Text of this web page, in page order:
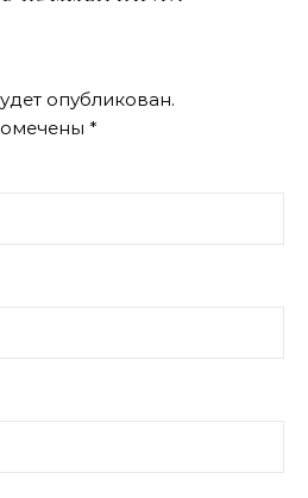
опубликован.
*